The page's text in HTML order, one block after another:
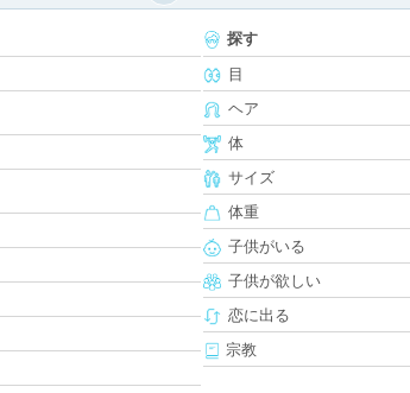
探す
目
ヘア
体
サイズ
体重
子供がいる
子供が欲しい
恋に出る
宗教